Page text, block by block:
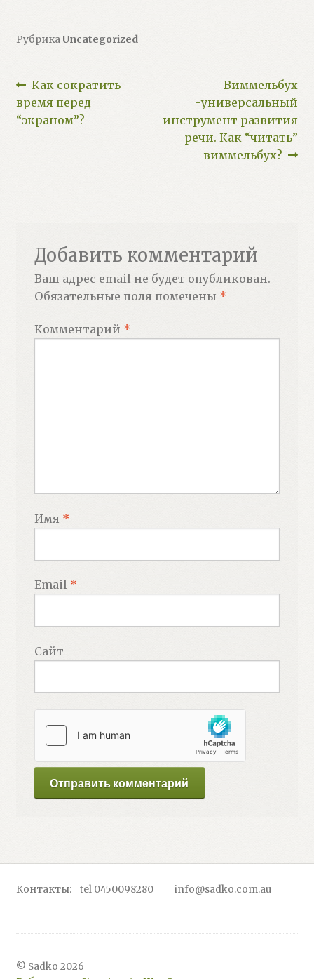
РубрикаUncategorized
Навигация
по
Предыдущий:
Как сократить
время перед
“экраном”?
Следующий:
Виммельбух
-универсальный
инструмент развития
речи. Как “читать”
виммельбух?
Добавить комментарий
Ваш адрес email не будет опубликован.
Обязательные поля помечены *
Комментарий *
Имя *
Email *
Сайт
Контакты: tel 0450098280 info@sadko.com.au
© Sadko 2026